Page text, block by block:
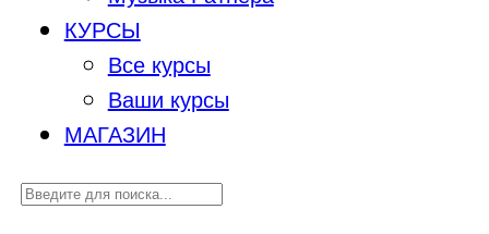
КУРСЫ
Все курсы
Ваши курсы
МАГАЗИН